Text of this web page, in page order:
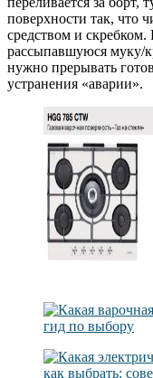
поверхности так, что
средством и
рассыпавшуюся муку/
нужно прерывать
устранения «аварии».